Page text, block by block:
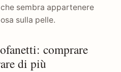
sembra appartenere
sulla pelle.
comprare
di più